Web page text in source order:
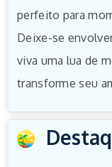
perfeito para
Deixe-se
viva uma lua de
transforme seu